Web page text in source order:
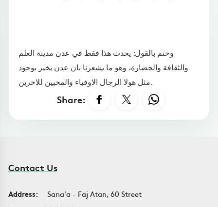
وختم بالقول: يحدث هذا فقط في عدن مدينة العلم
والثقافة والحضارة، وهو ما يشعرنا بان عدن بخير بوجود
مثل هولا الرجال الاوفياء والمحبين للاخرين.
Share:
Contact Us
Address:
Sana'a - Faj Atan, 60 Street